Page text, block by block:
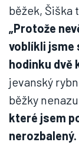
běžek, Šiška
„Protože
voblíkli jsme
hodinku dvě
jevanský
běžky
které jsem